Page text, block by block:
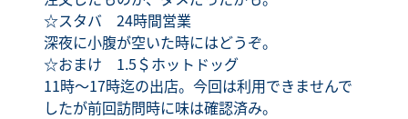
☆スタバ 24時間営業
深夜に小腹が空いた時にはどうぞ。
☆おまけ 1.5＄ホットドッグ
11時～17時迄の出店。今回は利用できませんで
したが前回訪問時に味は確認済み。